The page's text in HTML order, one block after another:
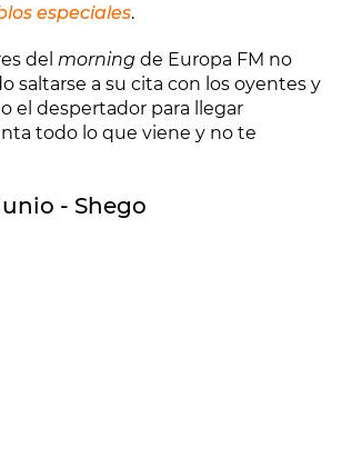
especiales.
del morning de Europa FM no
saltarse a su cita con los oyentes y
el despertador para llegar
todo lo que viene y no te
- Shego